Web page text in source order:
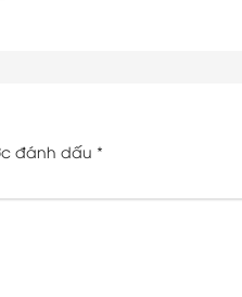
đánh dấu *